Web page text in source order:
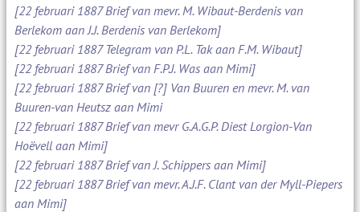
[22 februari 1887 Brief van mevr. M. Wibaut-Berdenis van
Berlekom aan J.J. Berdenis van Berlekom]
[22 februari 1887 Telegram van P.L. Tak aan F.M. Wibaut]
[22 februari 1887 Brief van F.P.J. Was aan Mimi]
[22 februari 1887 Brief van [?] Van Buuren en mevr. M. van
Buuren-van Heutsz aan Mimi
[22 februari 1887 Brief van mevr G.A.G.P. Diest Lorgion-Van
Hoëvell aan Mimi]
[22 februari 1887 Brief van J. Schippers aan Mimi]
[22 februari 1887 Brief van mevr. A.J.F. Clant van der Myll-Piepers
aan Mimi]